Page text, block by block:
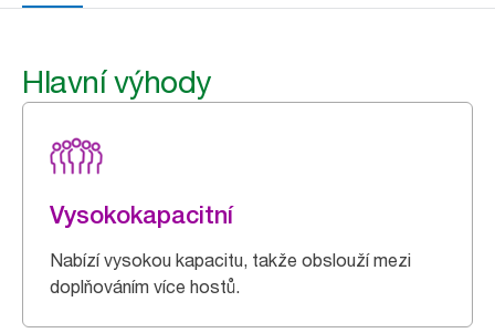
Hlavní výhody
Vysokokapacitní
Nabízí vysokou kapacitu, takže obslouží mezi
doplňováním více hostů.